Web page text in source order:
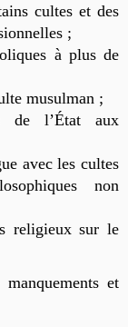
cultes et des
;
à plus de
musulman ;
de l’État aux
avec les cultes
non
religieux sur le
et